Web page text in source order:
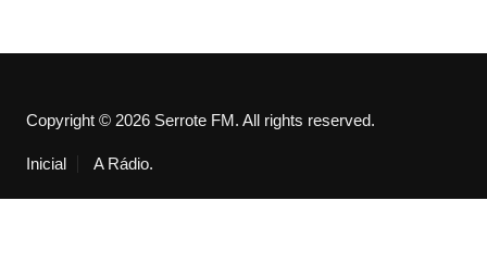
Copyright © 2026 Serrote FM. All rights reserved.
Inicial A Rádio.